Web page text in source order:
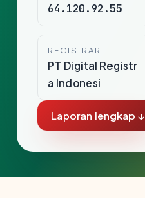
64.120.92.55
REGISTRAR
PT Digital Registr
a Indonesi
Laporan lengkap ↓